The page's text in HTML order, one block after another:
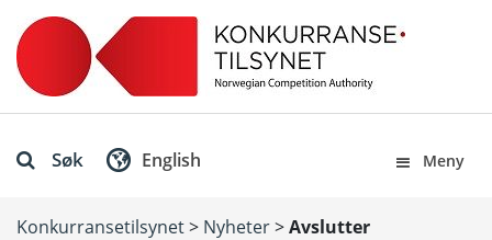
Søk Meny
English
Konkurransetilsynet> Nyheter>Avslutter